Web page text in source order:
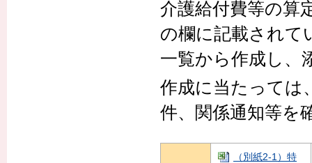
介護給付費等の算
の欄に記載されて
一覧から作成し、
作成に当たっては
件、関係通知等を
（別紙2-1）特